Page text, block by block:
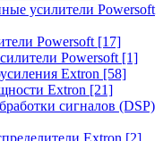
усилители Powersoft
Powersoft [17]
Powersoft [1]
Extron [58]
Extron [21]
сигналов (DSP)
Extron [2]